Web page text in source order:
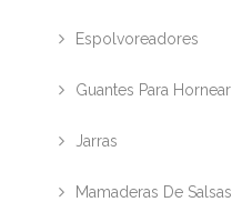
Espolvoreadores
Guantes Para Hornear
Jarras
Mamaderas De Salsas